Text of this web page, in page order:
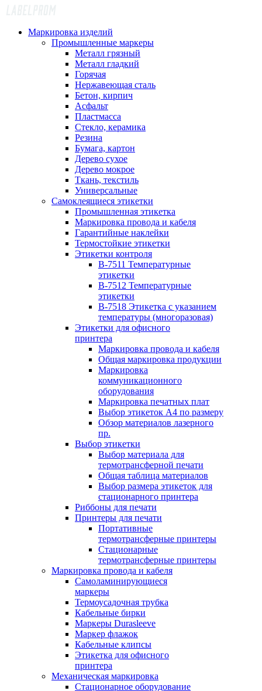
Маркировка изделий
Промышленные маркеры
Металл грязный
Металл гладкий
Горячая
Нержавеющая сталь
Бетон, кирпич
Асфальт
Пластмасса
Стекло, керамика
Резина
Бумага, картон
Дерево сухое
Дерево мокрое
Ткань, текстиль
Универсальные
Самоклеящиеся этикетки
Промышленная этикетка
Маркировка провода и кабеля
Гарантийные наклейки
Термостойкие этикетки
Этикетки контроля
B-7511 Температурные
этикетки
B-7512 Температурные
этикетки
B-7518 Этикетка с указанием
температуры (многоразовая)
Этикетки для офисного
принтера
Маркировка провода и кабеля
Общая маркировка продукции
Маркировка
коммуникационного
оборудования
Маркировка печатных плат
Выбор этикеток А4 по размеру
Обзор материалов лазерного
пр.
Выбор этикетки
Выбор материала для
термотрансферной печати
Общая таблица материалов
Выбор размера этикеток для
стационарного принтера
Риббоны для печати
Принтеры для печати
Портативные
термотрансферные принтеры
Стационарные
термотрансферные принтеры
Маркировка провода и кабеля
Самоламинирующиеся
маркеры
Термоусадочная трубка
Кабельные бирки
Маркеры Durasleeve
Маркер флажок
Кабельные клипсы
Этикетка для офисного
принтера
Механическая маркировка
Стационарное оборудование